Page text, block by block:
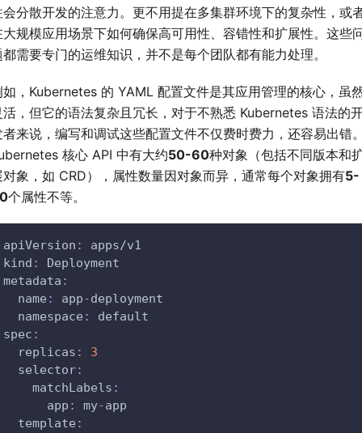
会分散开发的注意力。更不用提在多集群环境下的复杂性，或
大规模应用场景下如何确保高可用性、容错性和扩展性。这些
需要专门的运维知识，并不是每个团队都有能力处理。
如，Kubernetes 的 YAML 配置文件是其应用管理的核心，虽
活，但它的语法复杂且冗长，对于不熟悉 Kubernetes 语法的
者来说，编写和调试这些配置文件不仅费时费力，还容易出错
核心 API 中有大约50-60种对象（包括不同版本和
对象，如 CRD），属性数量因对象而异，通常每个对象拥有5-
个属性不等。
apiVersion :
apps/v1
kind :
Deployment
metadata :
name : app-deployment
namespace :
default
spec :
replicas :
3
selector:
matchLabels :
app : my-app
template :